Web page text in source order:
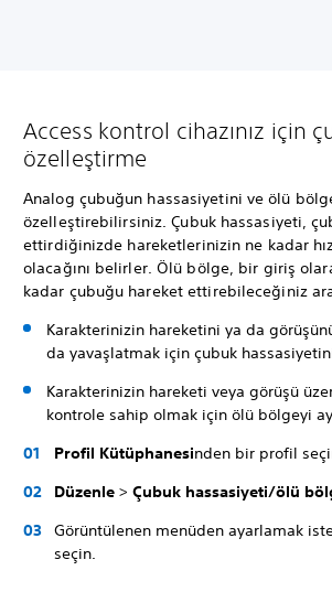
Access kontrol cihazınız için
özelleştirme
Analog çubuğun hassasiyetini ve ölü
özelleştirebilirsiniz. Çubuk hassasiyeti,
ettirdiğinizde hareketlerinizin ne kadar
olacağını belirler. Ölü bölge, bir giriş
kadar çubuğu hareket ettirebileceğiniz
Karakterinizin hareketini ya da
da yavaşlatmak için çubuk hassasiyetini
Karakterinizin hareketi veya görüşü
kontrole sahip olmak için ölü bölgeyi
Profil Kütüphanesinden bir profil
Düzenle > Çubuk hassasiyeti/ölü
Görüntülenen menüden ayarlamak
seçin.